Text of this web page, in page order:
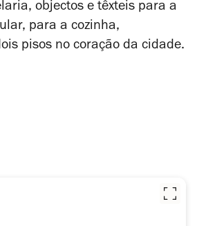
objectos e têxteis para a
para a cozinha,
pisos no coração da cidade.